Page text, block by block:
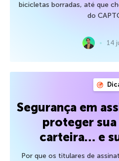
bicicletas borradas, até que
do
14
Segurança em
proteger
carteira… e
Por que os titulares de